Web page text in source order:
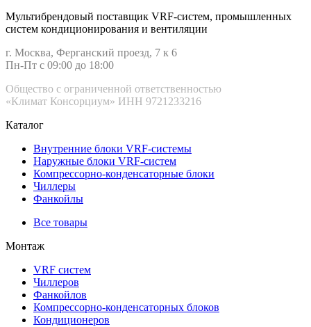
Мультибрендовый поставщик VRF-cистем, промышленных
систем кондиционирования и вентиляции
г. Москва, Ферганский проезд, 7 к 6
Пн-Пт с 09:00 до 18:00
Общество с ограниченной ответственностью
«Климат Консорциум» ИНН 9721233216
Каталог
Внутренние блоки VRF-cистемы
Наружные блоки VRF-cистем
Компрессорно-конденсаторные блоки
Чиллеры
Фанкойлы
Все товары
Монтаж
VRF систем
Чиллеров
Фанкойлов
Компрессорно-конденсаторных блоков
Кондиционеров